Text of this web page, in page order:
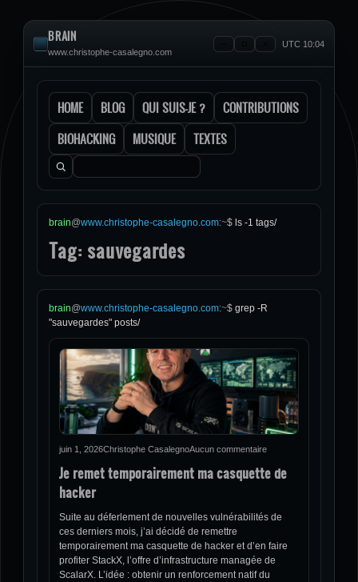
BRAIN
www.christophe-casalegno.com
UTC 10:04
HOME BLOG QUI SUIS-JE ?
CONTRIBUTIONS
BIOHACKING
MUSIQUE TEXTES
Rechercher :
brain@www.christophe-casalegno.com:~$ ls -1 tags/
Tag: sauvegardes
brain@www.christophe-casalegno.com:~$ grep -R
"sauvegardes" posts/
juin 1, 2026Christophe CasalegnoAucun commentaire
Je remet temporairement ma casquette de
hacker
Suite au déferlement de nouvelles vulnérabilités de
ces derniers mois, j’ai décidé de remettre
temporairement ma casquette de hacker et d’en faire
profiter StackX, l’offre d’infrastructure managée de
ScalarX. L’idée : obtenir un renforcement natif du